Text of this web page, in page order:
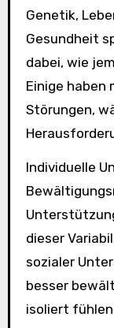
Genetik,
Gesundheit
dabei, wie
Einige haben
Störungen,
Individuelle
dieser
sozialer
besser
isoliert